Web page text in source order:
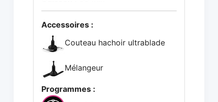
Accessoires :
Couteau hachoir ultrablade
Mélangeur
Programmes :